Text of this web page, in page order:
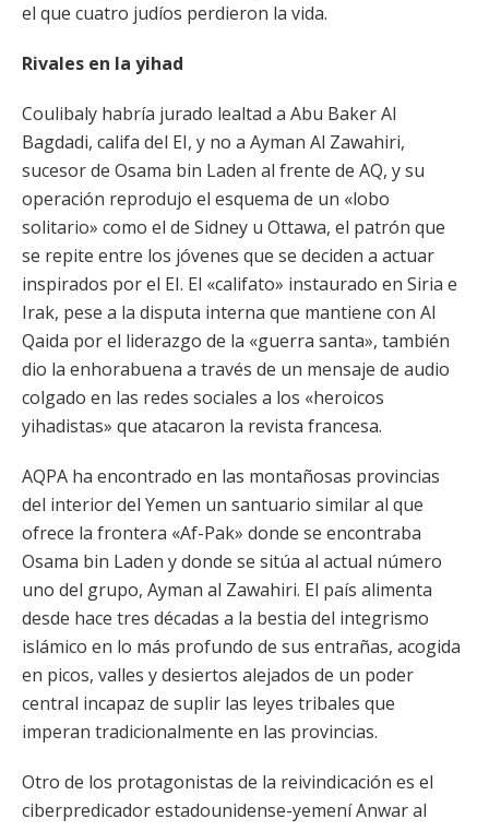
el que cuatro judíos perdieron la vida.
Rivales en la yihad
Coulibaly habría jurado lealtad a Abu Baker Al
Bagdadi, califa del EI, y no a Ayman Al Zawahiri,
sucesor de Osama bin Laden al frente de AQ, y su
operación reprodujo el esquema de un «lobo
solitario» como el de Sidney u Ottawa, el patrón que
se repite entre los jóvenes que se deciden a actuar
inspirados por el EI. El «califato» instaurado en Siria e
Irak, pese a la disputa interna que mantiene con Al
Qaida por el liderazgo de la «guerra santa», también
dio la enhorabuena a través de un mensaje de audio
colgado en las redes sociales a los «heroicos
yihadistas» que atacaron la revista francesa.
AQPA ha encontrado en las montañosas provincias
del interior del Yemen un santuario similar al que
ofrece la frontera «Af-Pak» donde se encontraba
Osama bin Laden y donde se sitúa al actual número
uno del grupo, Ayman al Zawahiri. El país alimenta
desde hace tres décadas a la bestia del integrismo
islámico en lo más profundo de sus entrañas, acogida
en picos, valles y desiertos alejados de un poder
central incapaz de suplir las leyes tribales que
imperan tradicionalmente en las provincias.
Otro de los protagonistas de la reivindicación es el
ciberpredicador estadounidense-yemení Anwar al